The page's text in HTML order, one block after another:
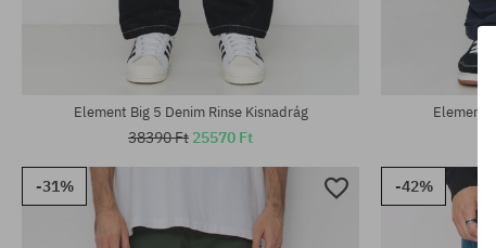
Elérhető méretek:
Elérhető
31; 32; 33; 34;
Element Big 5 Denim Rinse Kisnadrág
38390 Ft 25570 Ft
Element
-31% -42%